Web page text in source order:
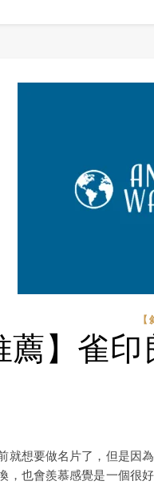
薦】雀
就想要做名片了，但是因
，也會羨慕感覺是一個很